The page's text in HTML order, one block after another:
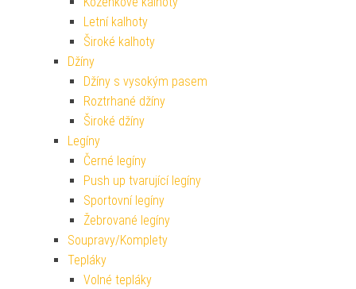
Letní kalhoty
Široké kalhoty
Džíny
Džíny s vysokým pasem
Roztrhané džíny
Široké džíny
Legíny
Černé legíny
Push up tvarující legíny
Sportovní legíny
Žebrované legíny
Soupravy/Komplety
Tepláky
Volné tepláky